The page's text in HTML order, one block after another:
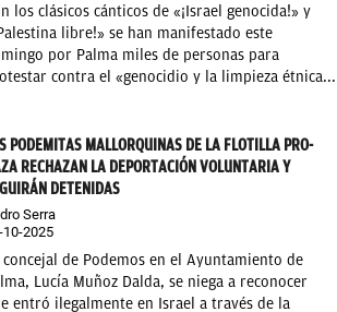
los clásicos cánticos de «¡Israel genocida!» y
libre!» se han manifestado este
por Palma miles de personas para
contra el «genocidio y la limpieza étnica...
PODEMITAS MALLORQUINAS DE LA FLOTILLA PRO-
RECHAZAN LA DEPORTACIÓN VOLUNTARIA Y
DETENIDAS
Serra
10-2025
concejal de Podemos en el Ayuntamiento de
Lucía Muñoz Dalda, se niega a reconocer
entró ilegalmente en Israel a través de la